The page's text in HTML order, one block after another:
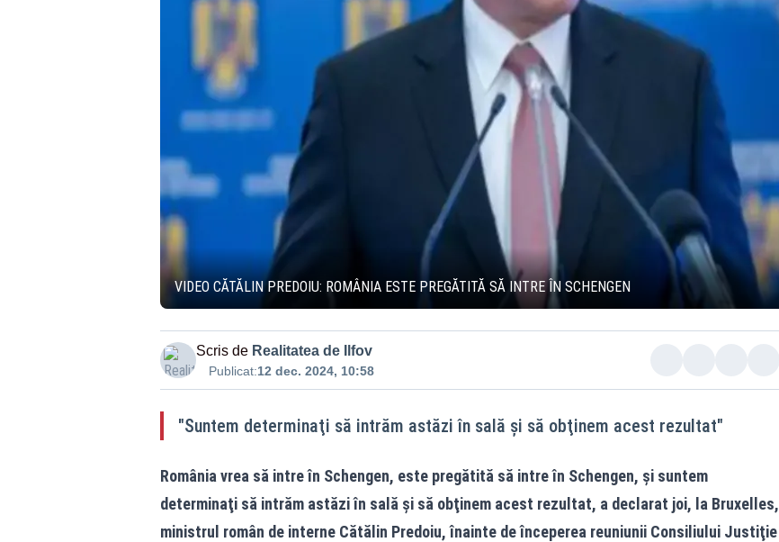
VIDEO CĂTĂLIN PREDOIU: ROMÂNIA ESTE PREGĂTITĂ SĂ INTRE ÎN SCHENGEN
Scris de Realitatea de Ilfov
Publicat:12 dec. 2024, 10:58
"Suntem determinaţi să intrăm astăzi în sală şi să obţinem acest rezultat"
România vrea să intre în Schengen, este pregătită să intre în Schengen, şi suntem
determinaţi să intrăm astăzi în sală şi să obţinem acest rezultat, a declarat joi, la Bruxelles,
ministrul român de interne Cătălin Predoiu, înainte de începerea reuniunii Consiliului Justiţie